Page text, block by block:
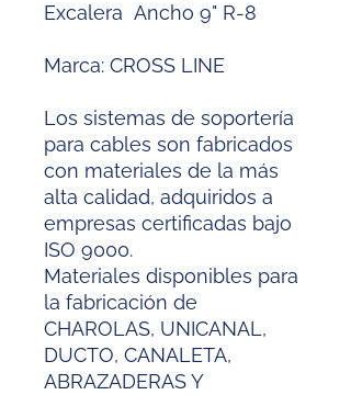
Excalera Ancho 9" R-8
Marca: CROSS LINE
Los sistemas de soportería
para cables son fabricados
con materiales de la más
alta calidad, adquiridos a
empresas certificadas bajo
ISO 9000.
Materiales disponibles para
la fabricación de
CHAROLAS, UNICANAL,
DUCTO, CANALETA,
ABRAZADERAS Y